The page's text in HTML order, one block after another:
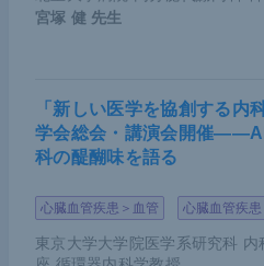
宮塚 健 先生
「新しい医学を協創する内
学会総会・講演会開催
科の醍醐味を語る
心臓血管疾患＞血管 心臓血管疾
東京大学大学院医学系研究科